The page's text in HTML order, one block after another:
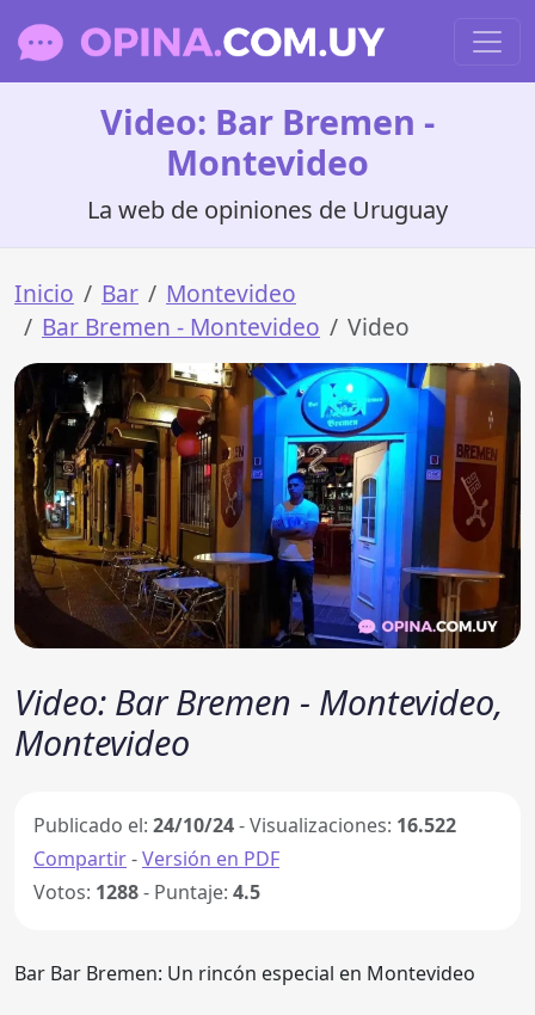
Video: Bar Bremen -
Montevideo
La web de opiniones de Uruguay
Inicio Bar
Montevideo
Bar Bremen - Montevideo
Video
Video: Bar Bremen - Montevideo,
Montevideo
Publicado el: 24/10/24- Visualizaciones: 16.522
Compartir-Versión en PDF
Votos: 1288- Puntaje: 4.5
Bar Bar Bremen: Un rincón especial en Montevideo